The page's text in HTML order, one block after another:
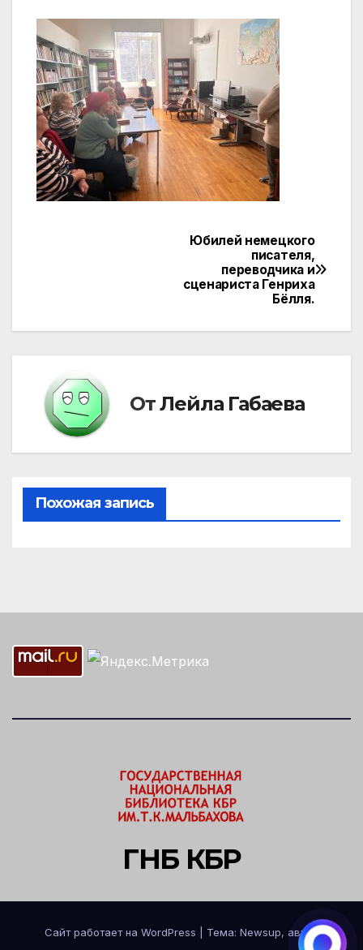
Юбилей немецкого
писателя,
переводчика и
сценариста Генриха
Бёлля.
ОтЛейла Габаева
Похожая запись
ГНБ КБР
Сайт работает на WordPress
Тема: Newsup, автор